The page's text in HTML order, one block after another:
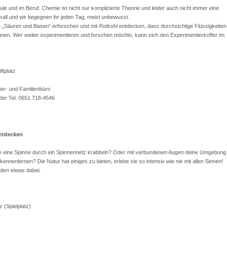
und im Beruf. Chemie ist nicht nur komplizierte Theorie und leider auch nicht immer eine
und wir begegnen ihr jeden Tag, meist unbewusst.
und Basen“ erforschen und mit Rotkohl entdecken, dass durchsichtige Flüssigkeiten
Wer weiter experimentieren und forschen möchte, kann sich den Experimentierkoffer im
und Familienbüro
Tel. 0651 718-4546
eine Spinne durch ein Spinnennetz krabbeln? Oder mit verbundenen Augen deine Umgebung
Die Natur hat einiges zu bieten, erlebe sie so intensiv wie nie mit allen Sinnen!
etwas dabei.
(Spielplatz)